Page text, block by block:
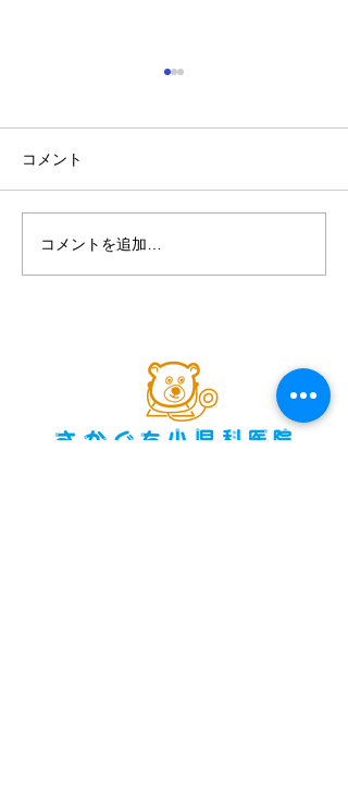
コメント
コメントを追加…